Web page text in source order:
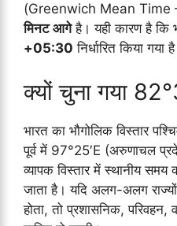
(Greenwich Mean Time
मिनट आगेहै। यही कारण है कि
+05:30 निर्धारित किया गया
क्यों चुना गया
भारत का भौगोलिक विस्तार
पूर्व में 97°25′E (अरुणाचल
व्यापक विस्तार में स्थानीय
जाता है। यदि अलग-अलग
होता, तो प्रशासनिक, परिवहन,